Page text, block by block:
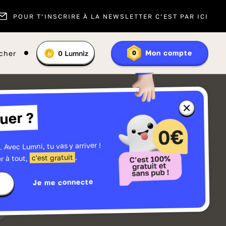
POUR T’INSCRIRE À LA NEWSLETTER C’EST PAR ICI
En
savoir
plus
les
Vous
:
0 Lumniz 0 Mon compte
Fermer
la
fenêtre
sur
Lumniz
?
Lumni, tu vas y arriver !
à tout, c'est gratuit .
Je me connecte